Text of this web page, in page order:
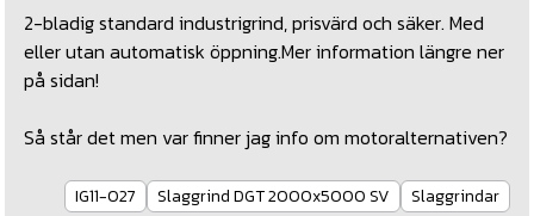
2-bladig standard industrigrind, prisvärd och säker. Med
eller utan automatisk öppning.Mer information längre ner
på sidan!
Så står det men var finner jag info om motoralternativen?
IG11-027 Slaggrind DGT 2000x5000 SV Slaggrindar